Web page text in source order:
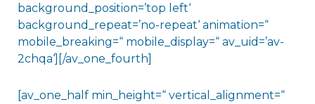
background_position=’top left‘
background_repeat=’no-repeat‘ animation=“
mobile_breaking=“ mobile_display=“ av_uid=’av-
2chqa‘][/av_one_fourth]
[av_one_half min_height=“ vertical_alignment=“